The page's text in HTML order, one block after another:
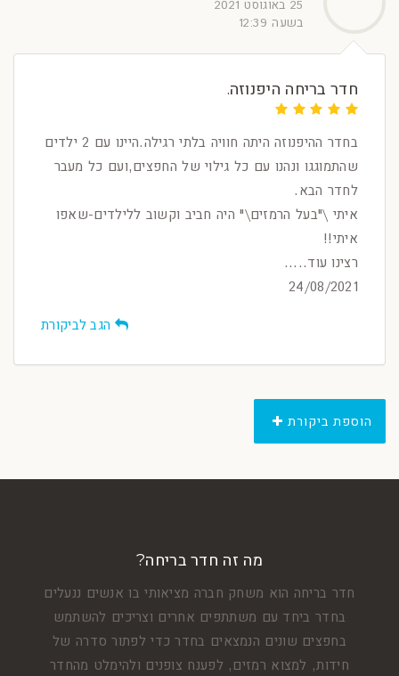
25 באוגוסט 2021
בשעה 12:39
חדר בריחה היפנוזה.
בחדר ההיפנוזה היתה חוויה בלתי רגילה.היינו עם 2 ילדים
שהתמוגגו ונהנו עם כל גילוי של החפצים,ועם כל מעבר
לחדר הבא.
איתי \"בעל הרמזים\" היה חביב וקשוב ללילדים-שאפו
איתי!!
רצינו עוד.....
24/08/2021
הגב לביקורת
הוספת ביקורת
מה זה חדר בריחה?
חדר בריחה הוא משחק חברה מציאותי בו אנשים ננעלים
בחדר ביחד עם משתתפים אחרים וצריכים להשתמש
בחפצים שונים הנמצאים בחדר כדי לפתור סדרה של
חידות, למצוא רמזים, לפענח צופנים ולהימלט מהחדר